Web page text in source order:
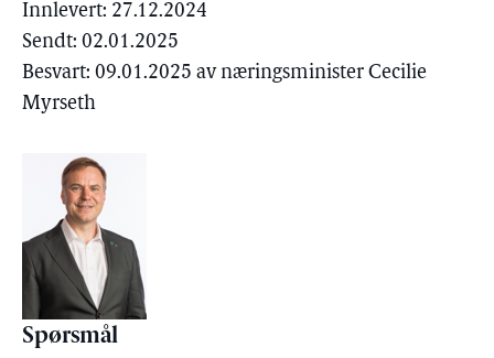
Innlevert: 27.12.2024
Sendt: 02.01.2025
Besvart: 09.01.2025 av næringsminister Cecilie
Myrseth
Spørsmål